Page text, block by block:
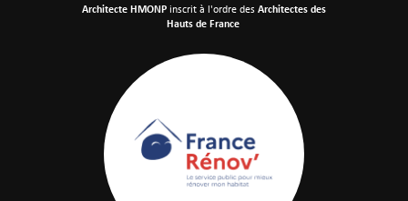
Architecte HMONPinscrit à l'ordre desArchitectes des
Hauts de France